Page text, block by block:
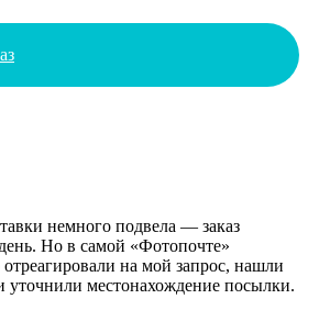
немного подвела — заказ
Но в самой «Фотопочте»
на мой запрос, нашли
уточнили местонахождение посылки.